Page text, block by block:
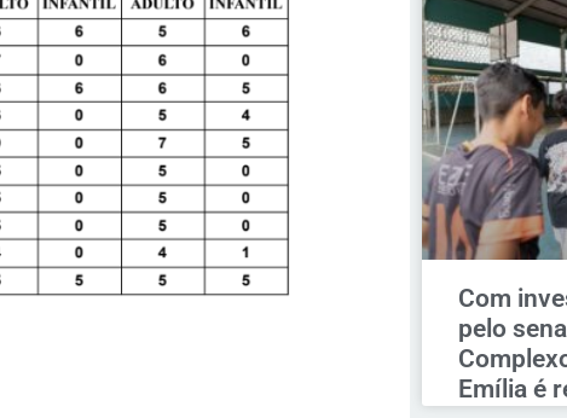
Com
pelo
Emília é